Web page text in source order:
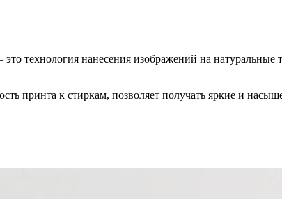
технология нанесения изображений на
принта к стиркам, позволяет получать яркие и